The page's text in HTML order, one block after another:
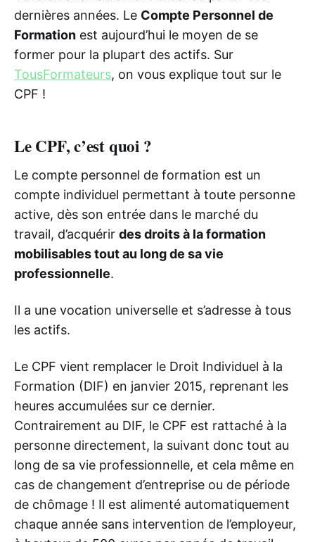
dernières années. Le Compte Personnel de
Formation est aujourd’hui le moyen de se
former pour la plupart des actifs. Sur
TousFormateurs, on vous explique tout sur le
CPF !
Le CPF, c’est quoi ?
Le compte personnel de formation est un
compte individuel permettant à toute personne
active, dès son entrée dans le marché du
travail, d’acquérir des droits à la formation
mobilisables tout au long de sa vie
professionnelle.
Il a une vocation universelle et s’adresse à tous
les actifs.
Le CPF vient remplacer le Droit Individuel à la
Formation (DIF) en janvier 2015, reprenant les
heures accumulées sur ce dernier.
Contrairement au DIF, le CPF est rattaché à la
personne directement, la suivant donc tout au
long de sa vie professionnelle, et cela même en
cas de changement d’entreprise ou de période
de chômage ! Il est alimenté automatiquement
chaque année sans intervention de l’employeur,